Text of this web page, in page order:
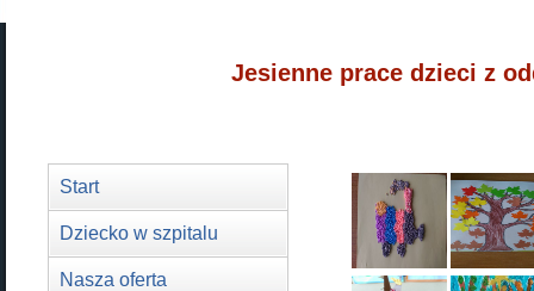
Jesienne prace dzieci z
Start
Dziecko w szpitalu
Nasza oferta